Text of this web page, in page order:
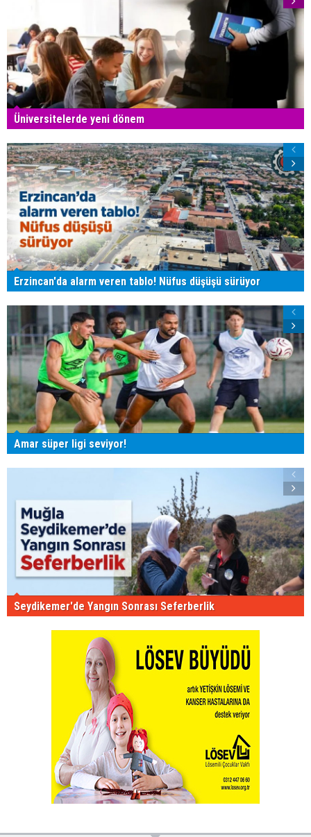
Üniversitelerde yeni dönem
Erzincan'da alarm veren tablo! Nüfus düşüşü sürüyor
Amar süper ligi seviyor!
Seydikemer'de Yangın Sonrası Seferberlik